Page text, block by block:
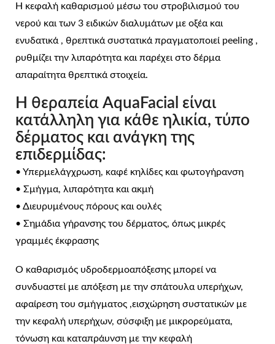
Η κεφαλή καθαρισμού μέσω του στροβιλισμού του
νερού και των 3 ειδικών διαλυμάτων με οξέα και
ενυδατικά , θρεπτικά συστατικά πραγματοποιεί peeling ,
ρυθμίζει την λιπαρότητα και παρέχει στο δέρμα
απαραίτητα θρεπτικά στοιχεία.
Η θεραπεία AquaFacial είναι
κατάλληλη για κάθε ηλικία, τύπο
δέρματος και ανάγκη της
επιδερμίδας:
• Υπερμελάγχρωση, καφέ κηλίδες και φωτογήρανση
• Σμήγμα, λιπαρότητα και ακμή
• Διευρυμένους πόρους και ουλές
• Σημάδια γήρανσης του δέρματος, όπως μικρές
γραμμές έκφρασης
Ο καθαρισμός υδροδερμοαπόξεσης μπορεί να
συνδυαστεί με απόξεση με την σπάτουλα υπερήχων,
αφαίρεση του σμήγματος ,εισχώρηση συστατικών με
την κεφαλή υπερήχων, σύσφιξη με μικρορεύματα,
τόνωση και καταπράυνση με την κεφαλή